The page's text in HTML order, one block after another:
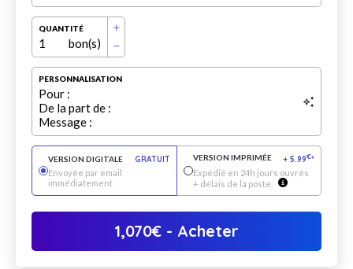
QUANTITÉ
1 bon(s)
PERSONNALISATION
Pour :
De la part de :
Message :
VERSION DIGITALE
GRATUIT
Envoyée par email
immédiatement
VERSION IMPRIMÉE + 5.99€*
Expédié en 24h jours ouvrés
+ délais de la poste.
1,070€ - Acheter